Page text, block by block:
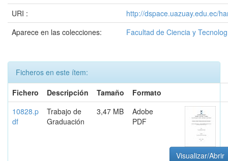
URI :
http://dspace.uazuay.edu.ec/
Aparece en las colecciones:
Facultad de Ciencia y
Ficheros en este ítem:
Fichero
Descripción Tamaño
Formato
10828.p
df
Trabajo de
Graduación
3,47 MB
Adobe
PDF
Visualizar/Abrir